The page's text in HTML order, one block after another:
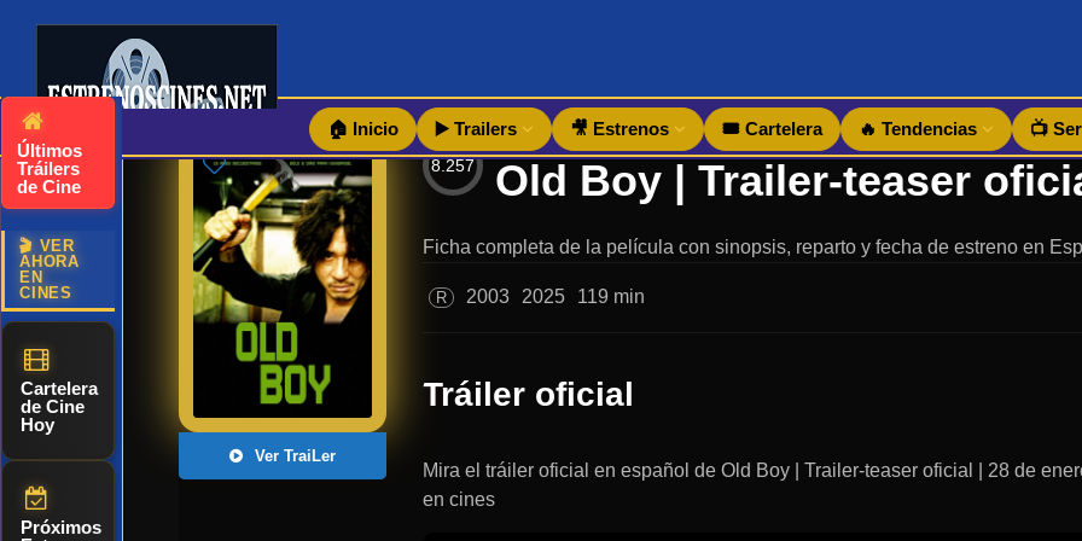
Últimos
Tráilers
de Cine
🎬 VER
AHORA
EN
CINES
Cartelera
de Cine
Hoy
Próximos
🏠 Inicio ▶️ Trailers 🎥 Estrenos 🎟️ Cartelera 🔥 Tendencias 📺
Ver TraiLer
8.257
Ficha completa de la película con sinopsis, reparto y fecha de estreno en
R 2003 2025 119 min
Tráiler oficial
Mira el tráiler oficial en español de Old Boy | Trailer-teaser oficial | 28 de
en cines